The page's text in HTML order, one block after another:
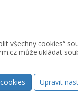
všechny cookies“
může ukládat
Upravit